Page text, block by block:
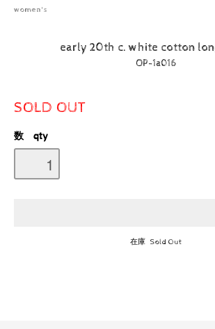
women's
early 20th c. white cotton
OP-1a016
SOLD OUT
数 qty
在庫 Sold Out